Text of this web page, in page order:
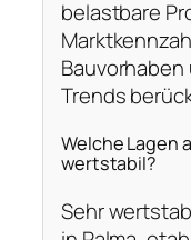
belastbare
Trends
Welche Lagen
wertstabil?
Sehr